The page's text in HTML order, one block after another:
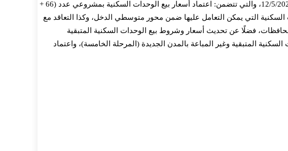
اعتمد مجلس الوزراء قرارات مجلس إدارة صندوق الإسكان الاجتماعي ودعم التمويل العقاري بجلسته رقم (36) بتاريخ 12/5/2026، والتي تتضمن: اعتماد أسعار بيع الوحدات السكنية بمشروعي عدد (66 +
السكنية التي يمكن التعامل عليها ضمن محور متوسطي الدخل، وكذا التعاقد مع
وحدة إسكان اجتماعي بالمدن الجديدة والمحافظات، فضلًا عن تحديث أسعار وشروط بيع الوحدات السكنية المتبقية
المتبقية وغير المباعة بالمدن الجديدة (المرحلة الخامسة)، واعتماد